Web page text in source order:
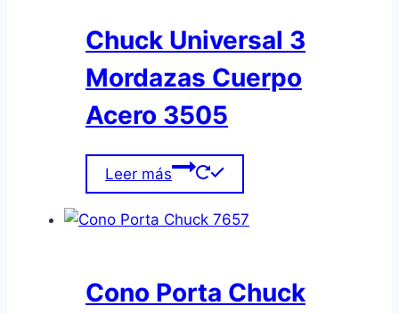
Chuck Universal 3
Mordazas Cuerpo
Acero 3505
Leer más
Cono Porta Chuck